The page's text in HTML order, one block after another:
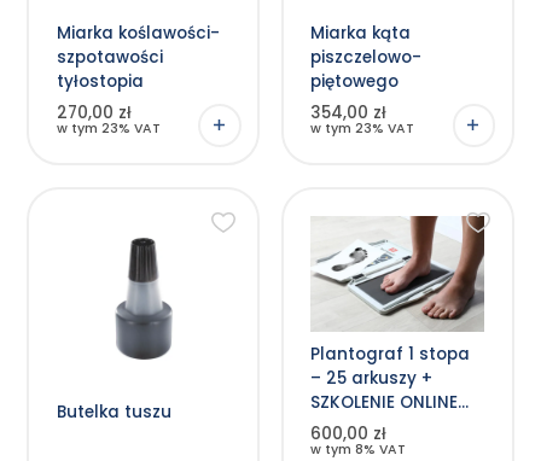
Miarka koślawości-
szpotawości
tyłostopia
270,00 zł
w tym 23% VAT
Miarka kąta
piszczelowo-
piętowego
354,00 zł
w tym 23% VAT
Butelka tuszu
Plantograf 1 stopa
– 25 arkuszy +
SZKOLENIE ONLINE
wdrożeniowe
600,00 zł
w tym 8% VAT